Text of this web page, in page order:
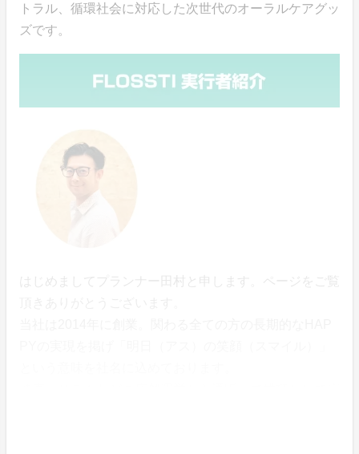
トラル、循環社会に対応した次世代のオーラルケアグッ
ズです。
はじめましてプランナー田村と申します。ページをご覧